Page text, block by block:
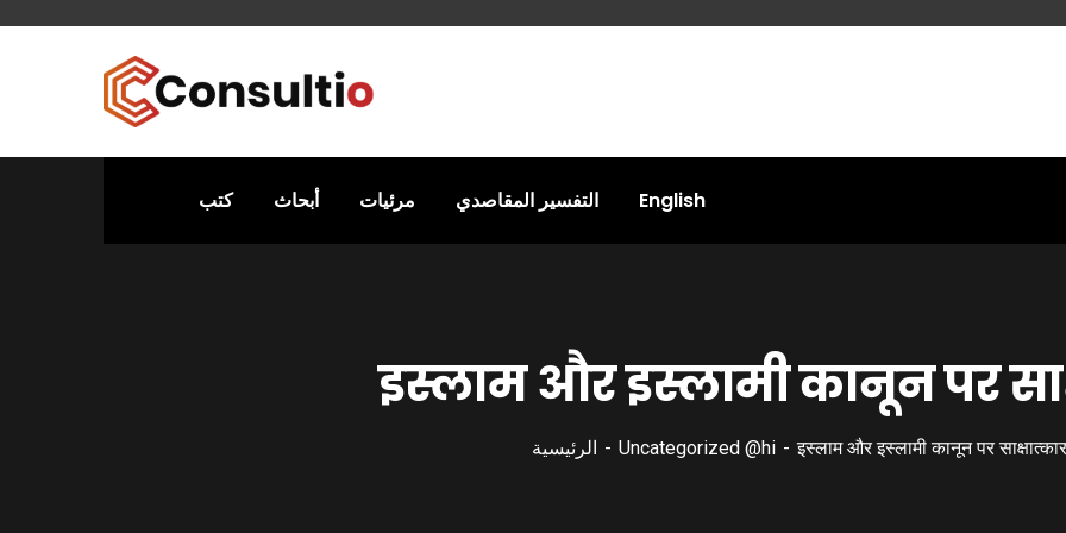
كتب أبحاث مرئيات التفسير المقاصدي English
इस्लाम और इस्लामी कानून पर
الرئيسية Uncategorized @hi इस्लाम और इस्लामी कानून पर साक्षात्कार